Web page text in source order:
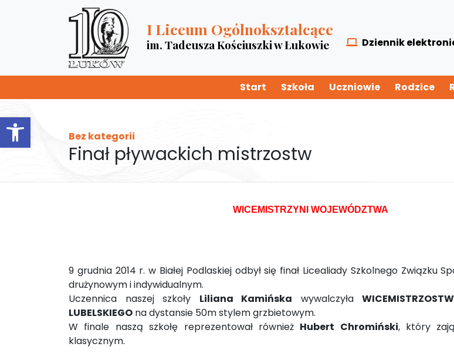
Otwórz pasek narzędzi
I Liceum Ogólnokształcące
im. Tadeusza Kościuszki w Łukowie Dziennik
Start Szkoła Uczniowie Rodzice
Bez kategorii
Finał pływackich mistrzostw
WICEMISTRZYNI WOJEWÓDZTWA
9 grudnia 2014 r. w Białej Podlaskiej odbył się finał Licealiady Szkolnego Związku
drużynowym i indywidualnym.
Uczennica naszej szkoły Liliana Kamińska wywalczyła
LUBELSKIEGO na dystansie 50m stylem grzbietowym.
W finale naszą szkołę reprezentował również Hubert Chromiński, który
klasycznym.